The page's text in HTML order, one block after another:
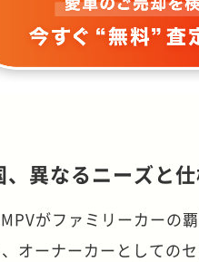
異なるニーズと
がファミリーカーの
オーナーカーとしての